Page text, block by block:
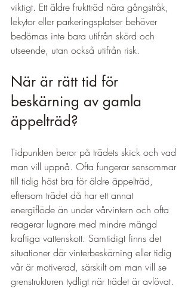
viktigt. Ett äldre fruktträd nära gångstråk,
lekytor eller parkeringsplatser behöver
bedömas inte bara utifrån skörd och
utseende, utan också utifrån risk.
När är rätt tid för
beskärning av gamla
äppelträd?
Tidpunkten beror på trädets skick och vad
man vill uppnå. Ofta fungerar sensommar
till tidig höst bra för äldre äppelträd,
eftersom trädet då har ett annat
energiflöde än under vårvintern och ofta
reagerar lugnare med mindre mängd
kraftiga vattenskott. Samtidigt finns det
situationer där vinterbeskärning eller tidig
vår är motiverad, särskilt om man vill se
grenstrukturen tydligt när trädet är avlövat.